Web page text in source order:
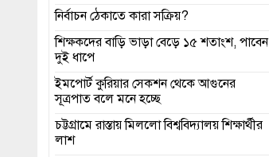
নির্বাচন ঠেকাতে কারা সক্রিয়?
শিক্ষকদের বাড়ি ভাড়া বেড়ে ১৫ শতাংশ, পাবেন
দুই ধাপে
ইমপোর্ট কুরিয়ার সেকশন থেকে আগুনের
সূত্রপাত বলে মনে হচ্ছে
চট্টগ্রামে রাস্তায় মিললো বিশ্ববিদ্যালয় শিক্ষার্থীর
লাশ